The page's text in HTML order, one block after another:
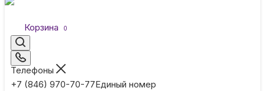
Корзина 0
Телефоны
+7 (846) 970-70-77Единый номер